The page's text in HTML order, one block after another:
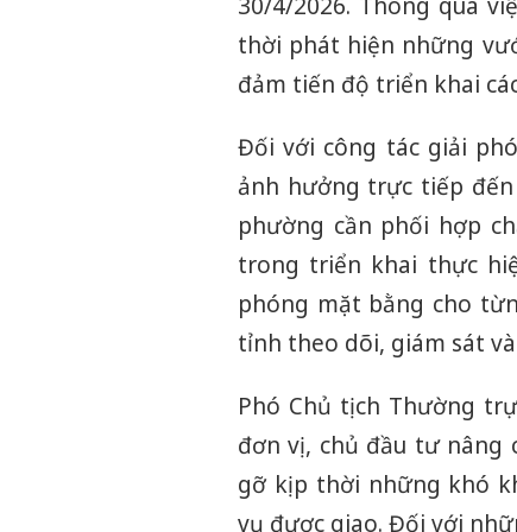
30/4/2026. Thông qua
thời phát hiện những
đảm tiến độ triển khai
Đối với công tác giải
ảnh hưởng trực tiếp
phường cần phối hợp
trong triển khai thực
phóng mặt bằng cho
tỉnh theo dõi, giám sát
Phó Chủ tịch Thường
đơn vị, chủ đầu tư nâng
gỡ kịp thời những khó
vụ được giao. Đối với